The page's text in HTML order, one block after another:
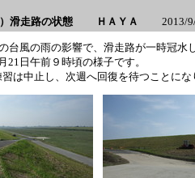
）滑走路の状態 ＨＡＹＡ 2013/9/
台風の雨の影響で、滑走路が一時冠水
21日午前９時頃の様子です。
は中止し、次週へ回復を待つことにな